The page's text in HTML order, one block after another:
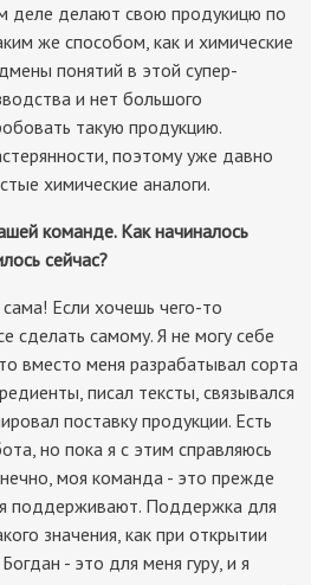
деле делают свою продукицю по
же способом, как и химические
понятий в этой супер-
и нет большого
такую продукцию.
поэтому уже давно
химические аналоги.
команде. Как начиналось
сейчас?
Если хочешь чего-то
сделать самому. Я не могу себе
вместо меня разрабатывал сорта
писал тексты, связывался
поставку продукции. Есть
но пока я с этим справляюсь
моя команда - это прежде
поддерживают. Поддержка для
значения, как при открытии
- это для меня гуру, и я